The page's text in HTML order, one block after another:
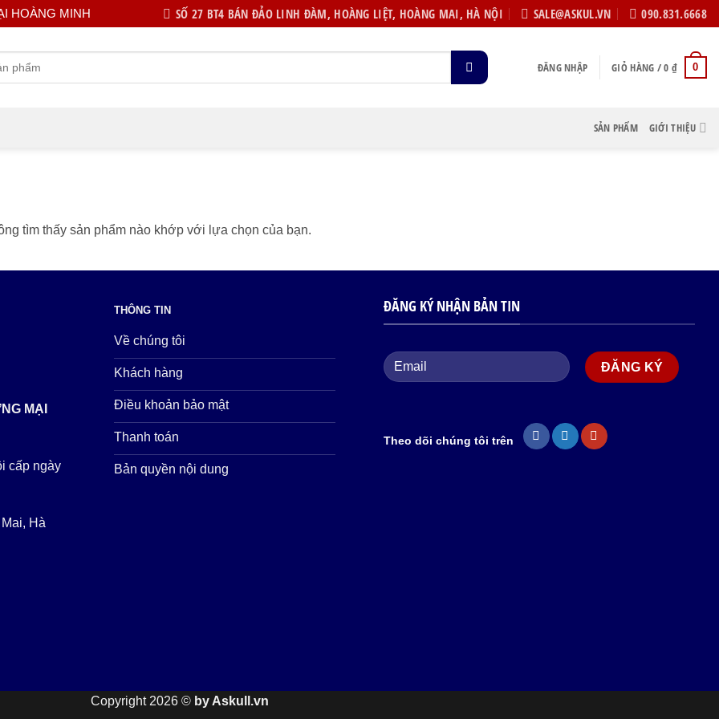
HOÀNG MINH SỐ 27 BT4 BÁN ĐẢO LINH ĐÀM, HOÀNG LIỆT, HOÀNG MAI, HÀ NỘI SALE@ASKUL.VN 090.831.6668
ĐĂNG NHẬP GIỎ HÀNG /0 ₫ 0
SẢN PHẨM GIỚI THIỆU
tìm thấy sản phẩm nào khớp với lựa chọn của bạn.
MẠI
cấp ngày
Hà
THÔNG TIN
Về chúng tôi
Khách hàng
Điều khoản bảo mật
Thanh toán
Bản quyền nội dung
ĐĂNG KÝ NHẬN BẢN TIN
Theo dõi chúng tôi trên
Copyright 2026 © by Askull.vn